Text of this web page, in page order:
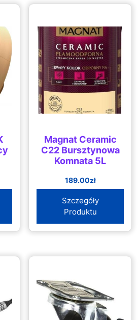
Magnat Ceramic
C22 Bursztynowa
Komnata 5L
189.00zł
Szczegóły
Produktu